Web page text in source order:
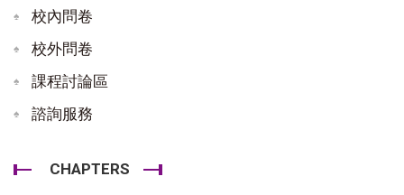
校內問卷
校外問卷
課程討論區
諮詢服務
CHAPTERS